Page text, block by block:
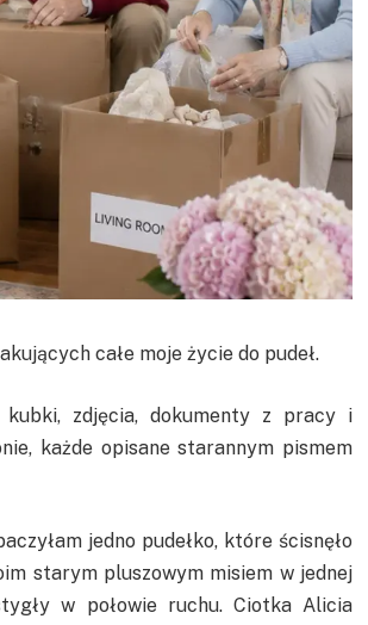
całe moje życie do pudeł.
zdjęcia, dokumenty z pracy i
każde opisane starannym pismem
jedno pudełko, które ścisnęło
starym pluszowym misiem w jednej
w połowie ruchu. Ciotka Alicia